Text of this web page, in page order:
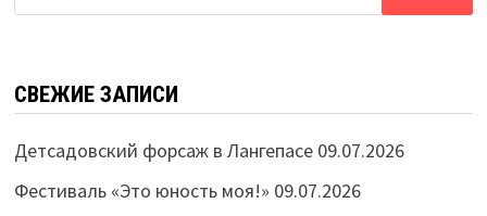
СВЕЖИЕ ЗАПИСИ
Детсадовский форсаж в Лангепасе 09.07.2026
Фестиваль «Это юность моя!» 09.07.2026